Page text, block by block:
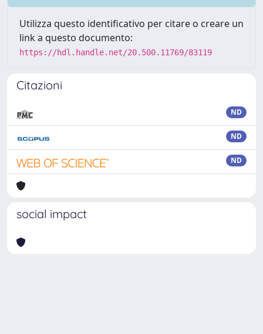
Utilizza questo identificativo per citare o creare un
link a questo documento:
https://hdl.handle.net/20.500.11769/83119
Citazioni
ND
ND
ND
social impact